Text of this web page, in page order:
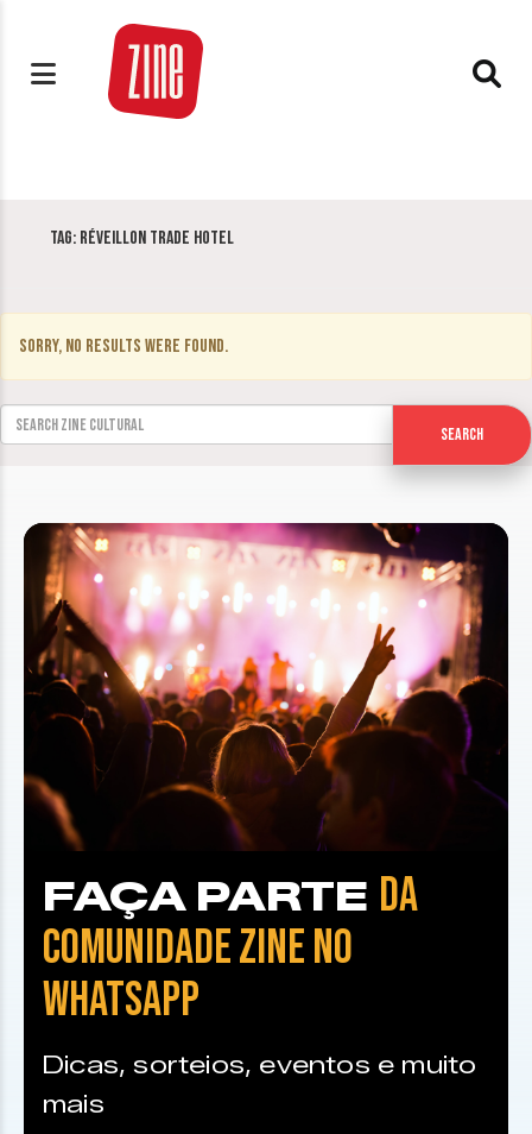
Tag: Réveillon Trade Hotel
Sorry, no results were found.
Search for:
Search
FAÇA PARTE DA
COMUNIDADE ZINE NO
WHATSAPP
Dicas, sorteios, eventos e muito
mais